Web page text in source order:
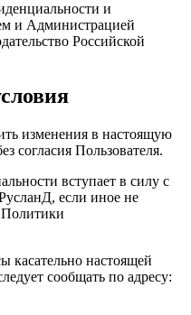
и
и Администрацией
Российской
изменения в настоящую
согласия Пользователя.
вступает в силу с
если иное не
Политики
касательно настоящей
сообщать по адресу: